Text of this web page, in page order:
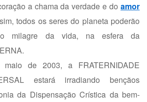
a chama da verdade e do amor
todos os seres do planeta poderão
milagre da vida, na esfera da
de 2003, a FRATERNIDADE
estará irradiando bençãos
da Dispensação Crística da bem-